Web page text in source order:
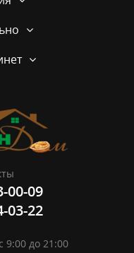
00-09
03-22
9:00 до 21:00